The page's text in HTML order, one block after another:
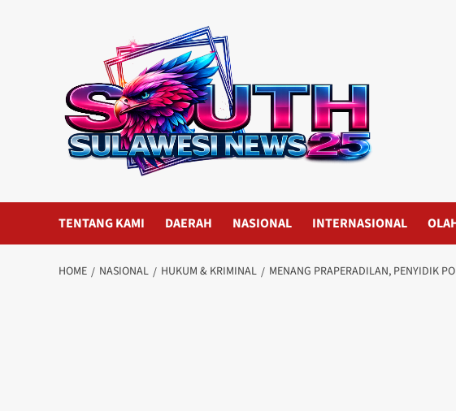
TENTANG KAMI DAERAH NASIONAL INTERNASIONAL
HOME NASIONAL HUKUM & KRIMINAL MENANG PRAPERADILAN, PENYIDIK